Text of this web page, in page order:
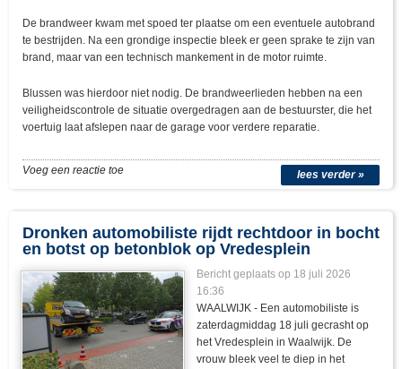
De brandweer kwam met spoed ter plaatse om een eventuele autobrand
te bestrijden. Na een grondige inspectie bleek er geen sprake te zijn van
brand, maar van een technisch mankement in de motor ruimte.
Blussen was hierdoor niet nodig. De brandweerlieden hebben na een
veiligheidscontrole de situatie overgedragen aan de bestuurster, die het
voertuig laat afslepen naar de garage voor verdere reparatie.
lees verder »
Voeg een reactie toe
Dronken automobiliste rijdt rechtdoor in bocht
en botst op betonblok op Vredesplein
Bericht geplaats op 18 juli 2026
16:36
WAALWIJK - Een automobiliste is
zaterdagmiddag 18 juli gecrasht op
het Vredesplein in Waalwijk. De
vrouw bleek veel te diep in het